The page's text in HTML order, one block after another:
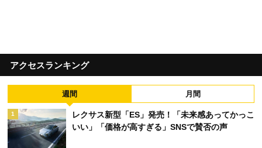
アクセスランキング
週間 月間
1
レクサス新型「ES」発売！「未来感あってかっこ
いい」「価格が高すぎる」SNSで賛否の声